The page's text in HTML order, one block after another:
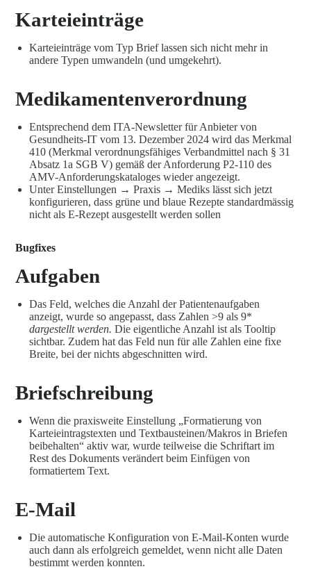
Karteieinträge
Karteieinträge vom Typ Brief lassen sich nicht mehr in
andere Typen umwandeln (und umgekehrt).
Medikamentenverordnung
Entsprechend dem ITA-Newsletter für Anbieter von
Gesundheits-IT vom 13. Dezember 2024 wird das Merkmal
410 (Merkmal verordnungsfähiges Verbandmittel nach § 31
Absatz 1a SGB V) gemäß der Anforderung P2-110 des
AMV-Anforderungskataloges wieder angezeigt.
Unter Einstellungen → Praxis → Mediks lässt sich jetzt
konfigurieren, dass grüne und blaue Rezepte standardmässig
nicht als E-Rezept ausgestellt werden sollen
Bugfixes
Aufgaben
Das Feld, welches die Anzahl der Patientenaufgaben
anzeigt, wurde so angepasst, dass Zahlen >9 als 9*
dargestellt werden. Die eigentliche Anzahl ist als Tooltip
sichtbar. Zudem hat das Feld nun für alle Zahlen eine fixe
Breite, bei der nichts abgeschnitten wird.
Briefschreibung
Wenn die praxisweite Einstellung „Formatierung von
Karteieintragstexten und Textbausteinen/Makros in Briefen
beibehalten“ aktiv war, wurde teilweise die Schriftart im
Rest des Dokuments verändert beim Einfügen von
formatiertem Text.
E-Mail
Die automatische Konfiguration von E-Mail-Konten wurde
auch dann als erfolgreich gemeldet, wenn nicht alle Daten
bestimmt werden konnten.